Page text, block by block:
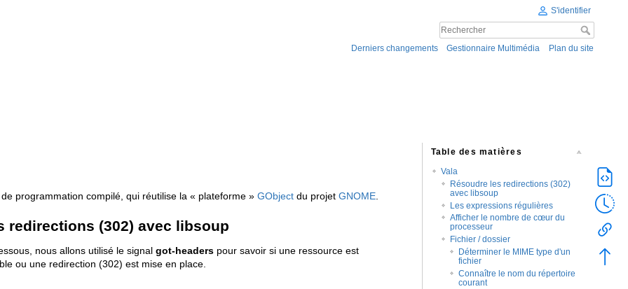
S'identifier
Derniers changements Gestionnaire Multimédia Plan du site
Table des matières
Vala
Résoudre les redirections (302)
avec libsoup
Les expressions régulières
Afficher le nombre de cœur du
processeur
Fichier / dossier
Déterminer le MIME type d'un
fichier
Connaître le nom du répertoire
courant
programmation compilé, qui réutilise la « plateforme »GObject du projetGNOME.
redirections (302) avec libsoup
nous allons utilisé le signalgot-headers pour savoir si une ressource est
ou une redirection (302) est mise en place.